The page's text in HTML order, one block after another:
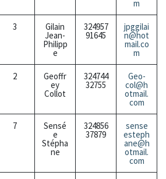
m
3 Gilain
Jean-
Philipp
e
324957
91645
jpggilai
n@hot
mail.co
m
2 Geoffr
ey
Collot
324744
32755
Geo-
col@h
otmail.
com
7 Sensé
e
Stépha
ne
324856
37879
sense
esteph
ane@h
otmail.
com